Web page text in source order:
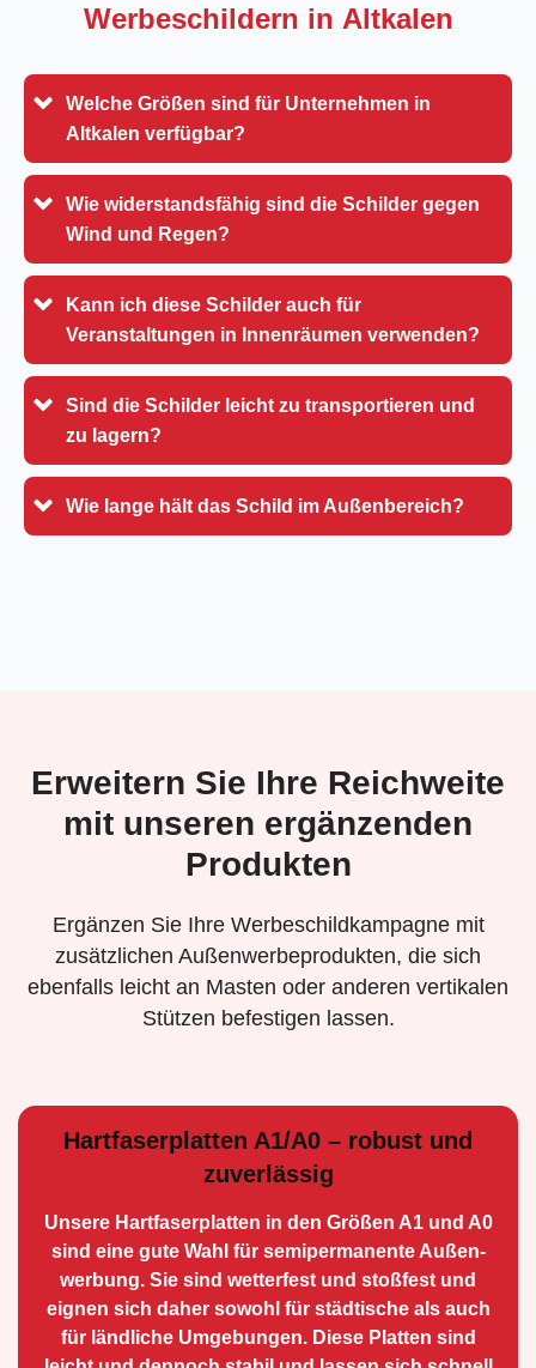
Werbeschildern in Altkalen
Welche Größen sind für Unternehmen in
Altkalen verfügbar?
Wie widerstandsfähig sind die Schilder gegen
Wind und Regen?
Kann ich diese Schilder auch für
Veranstaltungen in Innenräumen verwenden?
Sind die Schilder leicht zu transportieren und
zu lagern?
Wie lange hält das Schild im Außenbereich?
Erweitern Sie Ihre Reichweite
mit unseren ergänzenden
Produkten
Ergänzen Sie Ihre Werbeschildkampagne mit
zusätzlichen Außenwerbeprodukten, die sich
ebenfalls leicht an Masten oder anderen vertikalen
Stützen befestigen lassen.
Hartfaserplatten A1/A0 – robust und
zuverlässig
Unsere Hartfaserplatten in den Größen A1 und A0
sind eine gute Wahl für semiperma­nente Außen­
werbung. Sie sind wetterfest und stoßfest und
eignen sich daher sowohl für städtische als auch
für ländliche Umge­bungen. Diese Platten sind